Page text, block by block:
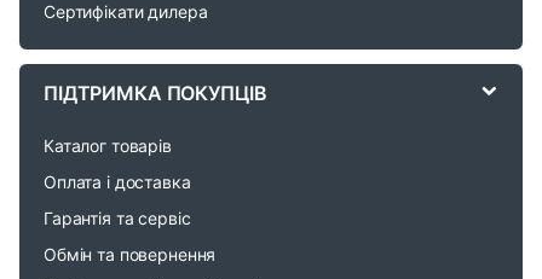
C
Сертифікати дилера
ПІДТРИМКА ПОКУПЦІВ
Каталог товарів
Оплата і доставка
Гарантія та сервіс
Обмін та повернення